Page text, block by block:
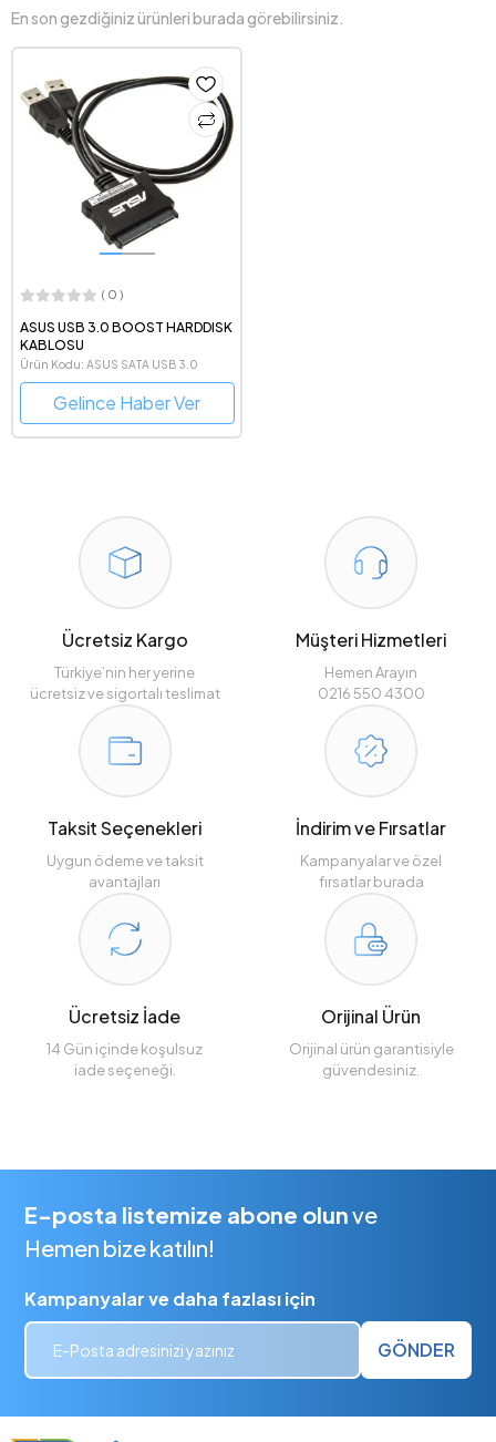
En son gezdiğiniz ürünleri burada görebilirsiniz.
( 0 )
ASUS USB 3.0 BOOST HARDDISK
KABLOSU
Ürün Kodu: ASUS SATA USB 3.0
Gelince Haber Ver
Ücretsiz Kargo
Türkiye’nin her yerine
ücretsiz ve sigortalı teslimat
Müşteri Hizmetleri
Hemen Arayın
0216 550 4300
Taksit Seçenekleri
Uygun ödeme ve taksit
avantajları
İndirim ve Fırsatlar
Kampanyalar ve özel
fırsatlar burada
Ücretsiz İade
14 Gün içinde koşulsuz
iade seçeneği.
Orijinal Ürün
Orijinal ürün garantisiyle
güvendesiniz.
E-posta listemize abone olunve
Hemen bize katılın!
Kampanyalar ve daha fazlası için
GÖNDER